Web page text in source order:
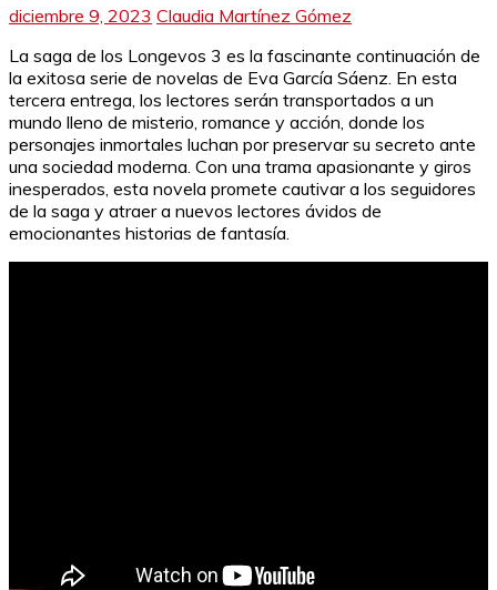
diciembre 9, 2023 Claudia Martínez Gómez
La saga de los Longevos 3 es la fascinante continuación de
la exitosa serie de novelas de Eva García Sáenz. En esta
tercera entrega, los lectores serán transportados a un
mundo lleno de misterio, romance y acción, donde los
personajes inmortales luchan por preservar su secreto ante
una sociedad moderna. Con una trama apasionante y giros
inesperados, esta novela promete cautivar a los seguidores
de la saga y atraer a nuevos lectores ávidos de
emocionantes historias de fantasía.